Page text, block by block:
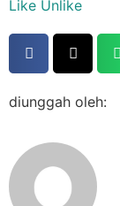
diunggah oleh: